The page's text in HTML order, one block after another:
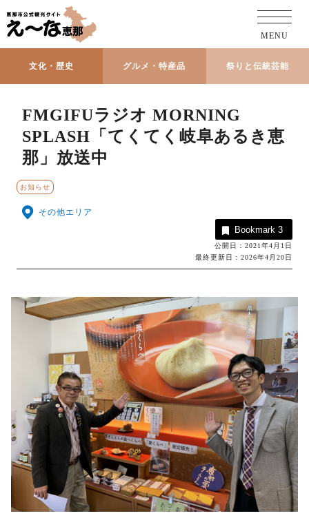
文化・歴史 グルメ・特産品 祭りと伝統芸能
MENU
FMGIFUラジオ MORNING
SPLASH「てくてく岐阜あるき恵
那」放送中
お知らせ
その他エリア
Bookmark 3
公開日：2021年4月1日
最終更新日：2026年4月20日